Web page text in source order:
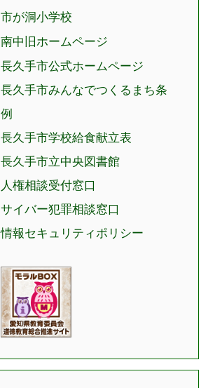
市が洞小学校
南中旧ホームページ
長久手市公式ホームページ
長久手市みんなでつくるまち条
例
長久手市学校給食献立表
長久手市立中央図書館
人権相談受付窓口
サイバー犯罪相談窓口
情報セキュリティポリシー